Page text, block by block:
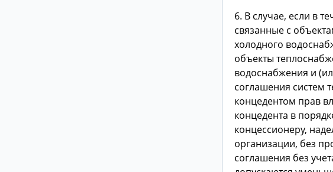
6. В случае, если в
связанные с
холодного
объекты
водоснабжения и
соглашения систем
концедентом прав
концедента в
концессионеру,
организации, без
соглашения без